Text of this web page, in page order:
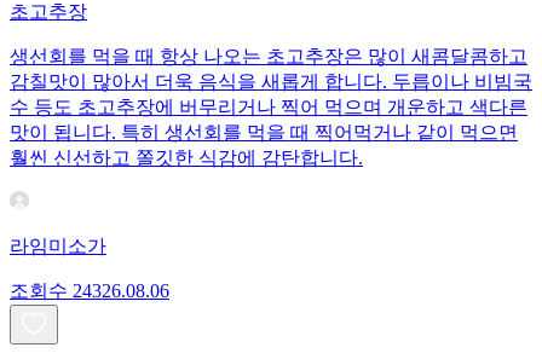
초고추장
생선회를 먹을 때 항상 나오는 초고추장은 많이 새콤달콤하고
감칠맛이 많아서 더욱 음식을 새롭게 합니다. 두릅이나 비빔국
수 등도 초고추장에 버무리거나 찍어 먹으며 개운하고 색다른
맛이 됩니다. 특히 생선회를 먹을 때 찍어먹거나 같이 먹으면
훨씬 신선하고 쫄깃한 식감에 감탄합니다.
라임미소가
조회수 24326.08.06